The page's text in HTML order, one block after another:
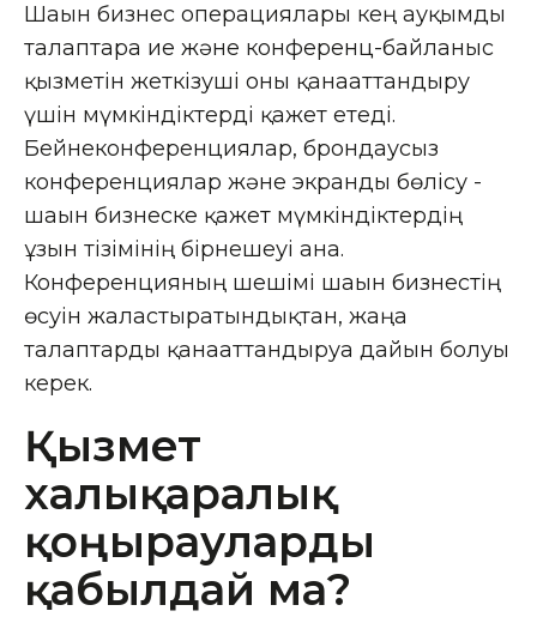
Шағын бизнес операциялары кең ауқымды
талаптарға ие және конференц-байланыс
қызметін жеткізуші оны қанағаттандыру
үшін мүмкіндіктерді қажет етеді.
Бейнеконференциялар, брондаусыз
конференциялар және экранды бөлісу -
шағын бизнеске қажет мүмкіндіктердің
ұзын тізімінің бірнешеуі ғана.
Конференцияның шешімі шағын бизнестің
өсуін жалғастыратындықтан, жаңа
талаптарды қанағаттандыруға дайын болуы
керек.
Қызмет
халықаралық
қоңырауларды
қабылдай ма?